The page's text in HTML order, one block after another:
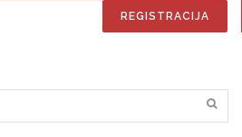
REGISTRACIJA